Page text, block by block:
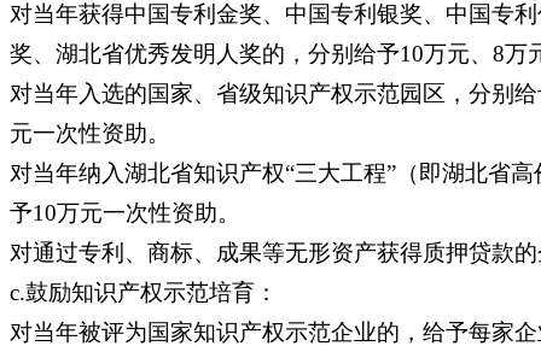
对当年获得中国专利金奖、中国专利银奖、中国专
奖、湖北省优秀发明人奖的，分别给予10万元、8万
对当年入选的国家、省级知识产权示范园区，分别
元一次性资助。
对当年纳入湖北省知识产权“三大工程”（即湖北省
予10万元一次性资助。
对通过专利、商标、成果等无形资产获得质押贷款
c.鼓励知识产权示范培育：
对当年被评为国家知识产权示范企业的，给予每家